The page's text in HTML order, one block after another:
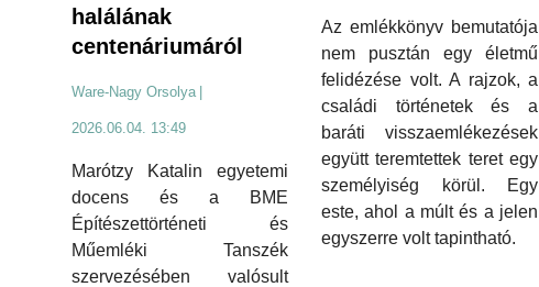
halálának
centenáriumáról
Ware-Nagy Orsolya
2026.06.04. 13:49
Marótzy Katalin egyetemi
docens és a BME
Építészettörténeti és
Műemléki Tanszék
szervezésében valósult
Az emlékkönyv bemutatója
nem pusztán egy életmű
felidézése volt. A rajzok, a
családi történetek és a
baráti visszaemlékezések
együtt teremtettek teret egy
személyiség körül. Egy
este, ahol a múlt és a jelen
egyszerre volt tapintható.